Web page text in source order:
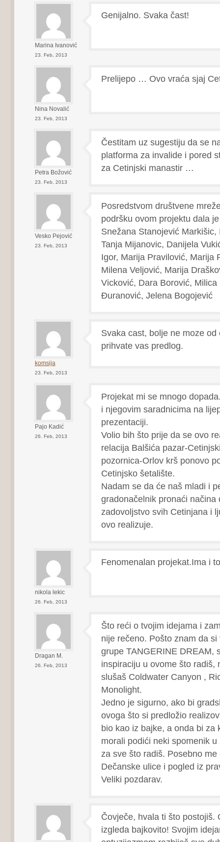
Marina Ivanović
23. Feb, 2013
Genijalno. Svaka čast!
Nina Novalić
23. Feb, 2013
Prelijepo … Ovo vraća sjaj
Petra Božović
23. Feb, 2013
Čestitam uz sugestiju da se
platforma za invalide i pored
za Cetinjski manastir …
Vesko Pejović
23. Feb, 2013
Posredstvom društvene
podršku ovom projektu dala
Snežana Stanojević Markišic,
Tanja Mijanovic, Danijela
Igor, Marija Pravilović, Marija
Milena Veljović, Marija
Vicković, Dara Borović,
Đuranović, Jelena Bogojević
komsija
23. Feb, 2013
Svaka cast, bolje ne moze od
prihvate vas predlog.
Pajo Kadić
26. Feb, 2013
Projekat mi se mnogo
i njegovim saradnicima na
prezentaciji.
Volio bih što prije da se ovo
relacija Balšića pazar-
pozornica-Orlov krš ponovo
Cetinjsko šetalište.
Nadam se da će naš mladi i
gradonačelnik pronaći načina
zadovoljstvo svih Cetinjana i
ovo realizuje.
nikola lekic
26. Feb, 2013
Fenomenalan projekat.Ima i
Dragan M.
26. Feb, 2013
Što reći o tvojim idejama i
nije rečeno. Pošto znam da
grupe TANGERINE DREAM,
inspiraciju u ovome što radiš,
slušaš Coldwater Canyon ,
Monolight.
Jedno je sigurno, ako bi
ovoga što si predložio
bio kao iz bajke, a onda bi za
morali podići neki spomenik
za sve što radiš. Posebno
Dečanske ulice i pogled iz
Veliki pozdarav.
Čovječe, hvala ti što postojiš.
izgleda bajkovito! Svojim